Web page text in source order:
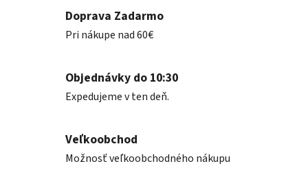
Doprava Zadarmo
Pri nákupe nad 60€
Objednávky do 10:30
Expedujeme v ten deň.
Veľkoobchod
Možnosť veľkoobchodného nákupu